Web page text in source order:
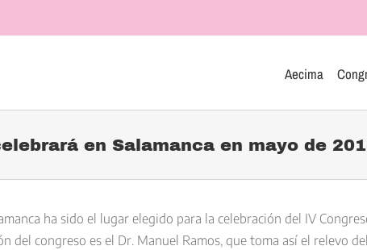
Aecima
en Salamanca en mayo de
ha sido el lugar elegido para la celebración del IV
del congreso es el Dr. Manuel Ramos, que toma así el relevo